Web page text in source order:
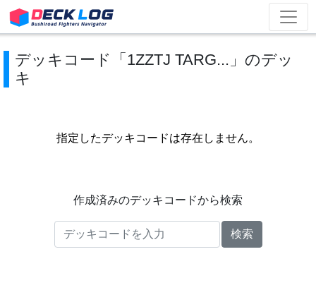
デッキコード「1ZZTJ TARG...」のデッ
キ
指定したデッキコードは存在しません。
作成済みのデッキコードから検索
検索